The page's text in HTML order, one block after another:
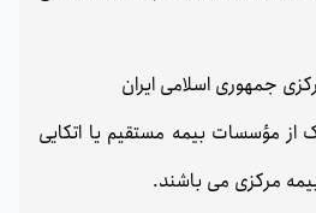
از مؤسسات بیمه مستقیم یا اتکایی
مرکزی می باشند.